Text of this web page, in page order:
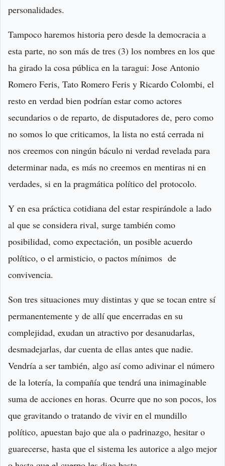
personalidades.
Tampoco haremos historia pero desde la democracia a
esta parte, no son más de tres (3) los nombres en los que
ha girado la cosa pública en la taragui: Jose Antonio
Romero Feris, Tato Romero Feris y Ricardo Colombi, el
resto en verdad bien podrían estar como actores
secundarios o de reparto, de disputadores de, pero como
no somos lo que criticamos, la lista no está cerrada ni
nos creemos con ningún báculo ni verdad revelada para
determinar nada, es más no creemos en mentiras ni en
verdades, si en la pragmática político del protocolo.
Y en esa práctica cotidiana del estar respirándole a lado
al que se considera rival, surge también como
posibilidad, como expectación, un posible acuerdo
político, o el armisticio, o pactos mínimos de
convivencia.
Son tres situaciones muy distintas y que se tocan entre sí
permanentemente y de allí que encerradas en su
complejidad, exudan un atractivo por desanudarlas,
desmadejarlas, dar cuenta de ellas antes que nadie.
Vendría a ser también, algo así como adivinar el número
de la lotería, la compañía que tendrá una inimaginable
suma de acciones en horas. Ocurre que no son pocos, los
que gravitando o tratando de vivir en el mundillo
político, apuestan bajo que ala o padrinazgo, hesitar o
guarecerse, hasta que el sistema les autorice a algo mejor